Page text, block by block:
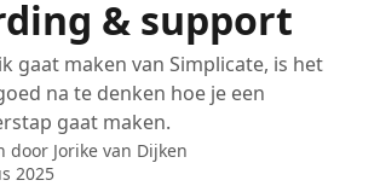
& support
gaat maken van Simplicate, is het
na te denken hoe je een
gaat maken.
door Jorike van Dijken
2025